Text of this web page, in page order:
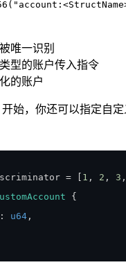
唯一识别
型的账户传入指令
的账户
开始，你还可以指定自定
= 1 , 2 , 3 ,
{
: u64 ,